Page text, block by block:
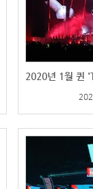
2020년 1월 퀸